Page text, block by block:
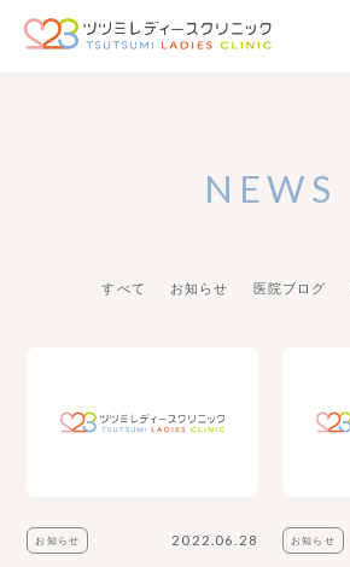
NEWS
すべて お知らせ 医院ブログ
お知らせ 2022.06.28 お知らせ